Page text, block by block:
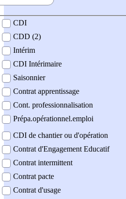
contrat
CDI
CDD (2)
Intérim
CDI Intérimaire
Saisonnier
Contrat apprentissage
Cont. professionnalisation
Prépa.opérationnel.emploi
CDI de chantier ou d'opération
Contrat d'Engagement Educatif
Contrat intermittent
Contrat pacte
Contrat d'usage